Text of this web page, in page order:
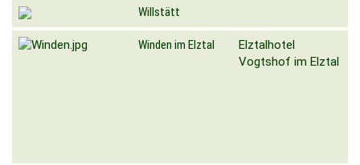
Willstätt
Winden im Elztal
Elztalhotel
Vogtshof im Elztal